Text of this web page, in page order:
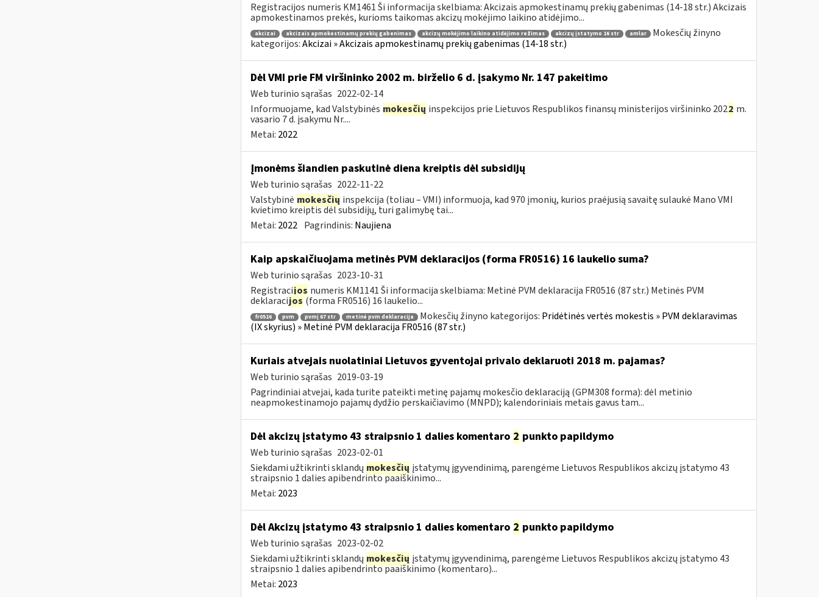
Registracijos numeris KM1461 Ši informacija skelbiama: Akcizais apmokestinamų prekių gabenimas (14-18 str.) Akcizais
apmokestinamos prekės, kurioms taikomas akcizų mokėjimo laikino atidėjimo...
akcizai akcizais apmokestinamų prekių gabenimas akcizų mokėjimo laikino atidėjimo režimas akcizų įstatymo 16 str amlar
Mokesčių žinyno
kategorijos:Akcizai » Akcizais apmokestinamų prekių gabenimas (14-18 str.)
Dėl VMI prie FM viršininko 2002 m. birželio 6 d. įsakymo Nr. 147 pakeitimo
Web turinio sąrašas 2022-02-14
Informuojame, kad Valstybinės mokesčių inspekcijos prie Lietuvos Respublikos finansų ministerijos viršininko 2022 m.
vasario 7 d. įsakymu Nr....
Metai: 2022
Įmonėms šiandien paskutinė diena kreiptis dėl subsidijų
Web turinio sąrašas 2022-11-22
Valstybinė mokesčių inspekcija (toliau – VMI) informuoja, kad 970 įmonių, kurios praėjusią savaitę sulaukė Mano VMI
kvietimo kreiptis dėl subsidijų, turi galimybę tai...
Metai: 2022 Pagrindinis: Naujiena
Kaip apskaičiuojama metinės PVM deklaracijos (forma FR0516) 16 laukelio suma?
Web turinio sąrašas 2023-10-31
Registracijos numeris KM1141 Ši informacija skelbiama: Metinė PVM deklaracija FR0516 (87 str.) Metinės PVM
deklaracijos(forma FR0516) 16 laukelio...
fr0516 pvm pvmį 67 str metinė pvm deklaracija Mokesčių žinyno kategorijos: Pridėtinės vertės mokestis » PVM deklaravimas
(IX skyrius) » Metinė PVM deklaracija FR0516 (87 str.)
Kuriais atvejais nuolatiniai Lietuvos gyventojai privalo deklaruoti 2018 m. pajamas?
Web turinio sąrašas 2019-03-19
Pagrindiniai atvejai, kada turite pateikti metinę pajamų mokesčio deklaraciją (GPM308 forma): dėl metinio
neapmokestinamojo pajamų dydžio perskaičiavimo (MNPD); kalendoriniais metais gavus tam...
Dėl akcizų įstatymo 43 straipsnio 1 dalies komentaro 2 punkto papildymo
Web turinio sąrašas 2023-02-01
Siekdami užtikrinti sklandų mokesčių įstatymų įgyvendinimą, parengėme Lietuvos Respublikos akcizų įstatymo 43
straipsnio 1 dalies apibendrinto paaiškinimo...
Metai: 2023
Dėl Akcizų įstatymo 43 straipsnio 1 dalies komentaro 2 punkto papildymo
Web turinio sąrašas 2023-02-02
Siekdami užtikrinti sklandų mokesčių įstatymų įgyvendinimą, parengėme Lietuvos Respublikos akcizų įstatymo 43
straipsnio 1 dalies apibendrinto paaiškinimo (komentaro)...
Metai: 2023